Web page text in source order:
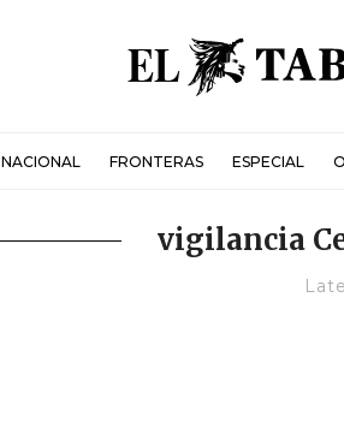
NACIONAL FRONTERAS ESPECIAL
vigilancia